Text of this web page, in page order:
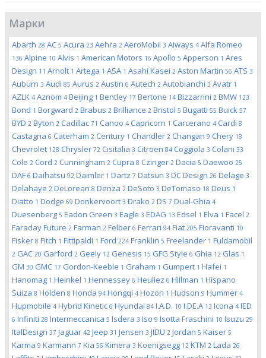
Марки
Abarth 28 AC 5 Acura 23 Aehra 2 AeroMobil 3 Aiways 4 Alfa Romeo
136 Alpine 10 Alvis 1 American Motors 16 Apollo 5 Apperson 1 Ares
Design 11 Arnolt 1 Artega 1 ASA 1 Asahi Kasei 2 Aston Martin 56 ATS 3
Auburn 3 Audi 85 Aurus 2 Austin 6 Autech 2 Autobianchi 3 Avatr 1
AZLK 4 Aznom 4 Beijing 1 Bentley 17 Bertone 14 Bizzarrini 2 BMW 123
Bond 1 Borgward 2 Brabus 2 Brilliance 2 Bristol 5 Bugatti 55 Buick 57
BYD 2 Byton 2 Cadillac 71 Canoo 4 Capricorn 1 Carcerano 4 Cardi 8
Castagna 6 Caterham 2 Century 1 Chandler 2 Changan 9 Chery 18
Chevrolet 128 Chrysler 72 Cisitalia 3 Citroen 84 Coggiola 3 Colani 33
Cole 2 Cord 2 Cunningham 2 Cupra 8 Czinger 2 Dacia 5 Daewoo 25
DAF 6 Daihatsu 92 Daimler 1 Dartz 7 Datsun 3 DC Design 26 Delage 3
Delahaye 2 DeLorean 8 Denza 2 DeSoto 3 DeTomaso 18 Deus 1
Diatto 1 Dodge 69 Donkervoort 3 Drako 2 DS 7 Dual-Ghia 4
Duesenberg 5 Eadon Green 3 Eagle 3 EDAG 13 Edsel 1 Elva 1 Facel 2
Faraday Future 2 Farman 2 Felber 6 Ferrari 94 Fiat 205 Fioravanti 10
Fisker 8 Fitch 1 Fittipaldi 1 Ford 224 Franklin 5 Freelander 1 Fuldamobil
2 GAC 20 Garford 2 Geely 12 Genesis 15 GFG Style 6 Ghia 12 Glas 1
GM 30 GMC 17 Gordon-Keeble 1 Graham 1 Gumpert 1 Hafei 1
Hanomag 1 Heinkel 1 Hennessey 6 Heuliez 6 Hillman 1 Hispano
Suiza 8 Holden 8 Honda 94 Hongqi 4 Hozon 1 Hudson 9 Hummer 4
Hupmobile 4 Hybrid Kinetic 6 Hyundai 84 I.A.D. 10 I.DE.A 13 Icona 4 IED
6 Infiniti 28 Intermeccanica 5 Isdera 3 Iso 9 Isotta Fraschini 10 Isuzu 29
ItalDesign 37 Jaguar 42 Jeep 31 Jensen 3 JIDU 2 Jordan 5 Kaiser 5
Karma 9 Karmann 7 Kia 56 Kimera 3 Koenigsegg 12 KTM 2 Lada 26